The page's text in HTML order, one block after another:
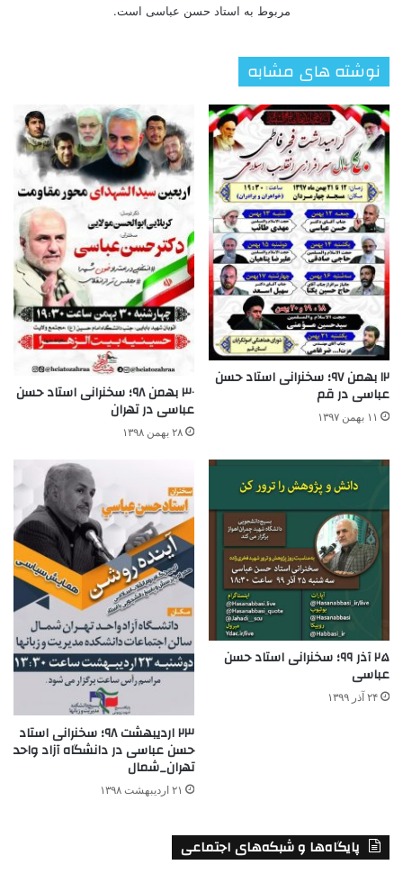
مربوط به استاد حسن عباسی است.
نوشته های مشابه
۱۲ بهمن ۹۷؛ سخنرانی استاد حسن
عباسی در قم
۱۱ بهمن ۱۳۹۷
۳۰ بهمن ۹۸؛ سخنرانی استاد حسن
عباسی در تهران
۲۸ بهمن ۱۳۹۸
۲۵ آذر ۹۹؛ سخنرانی استاد حسن
عباسی
۲۴ آذر ۱۳۹۹
۲۳ اردیبهشت ۹۸؛ سخنرانی استاد
حسن عباسی در دانشگاه آزاد واحد
تهران_شمال
۲۱ اردیبهشت ۱۳۹۸
پایگاه‌ها و شبکه‌های اجتماعی